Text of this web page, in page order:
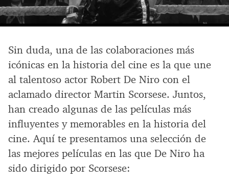
Sin duda, una de las colaboraciones más
icónicas en la historia del cine es la que une
al talentoso actor Robert De Niro con el
aclamado director Martin Scorsese. Juntos,
han creado algunas de las películas más
influyentes y memorables en la historia del
cine. Aquí te presentamos una selección de
las mejores películas en las que De Niro ha
sido dirigido por Scorsese: